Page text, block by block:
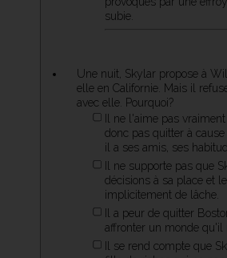
subie.
Une nuit, Skylar propose à
elle en Californie. Mais il
avec elle. Pourquoi?
Il ne l'aime pas
donc pas quitter à
il a ses amis, ses
Il ne supporte pas que
décisions à sa place et
implicitement de lâche.
Il a peur de quitter
affronter un monde qu'il
Il se rend compte que